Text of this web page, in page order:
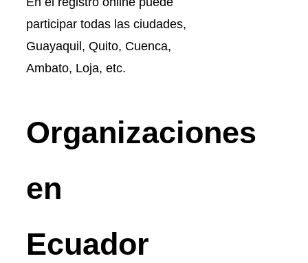
participar todas las ciudades,
Guayaquil, Quito, Cuenca,
Ambato, Loja, etc.
Organizaciones
en
Ecuador